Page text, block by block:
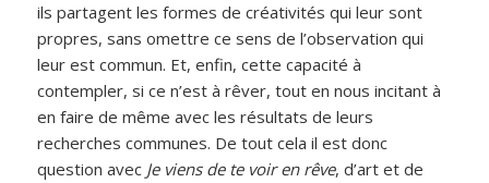
ils partagent les formes de créativités qui leur sont
propres, sans omettre ce sens de l’observation qui
leur est commun. Et, enfin, cette capacité à
contempler, si ce n’est à rêver, tout en nous incitant à
en faire de même avec les résultats de leurs
recherches communes. De tout cela il est donc
question avec Je viens de te voir en rêve, d’art et de